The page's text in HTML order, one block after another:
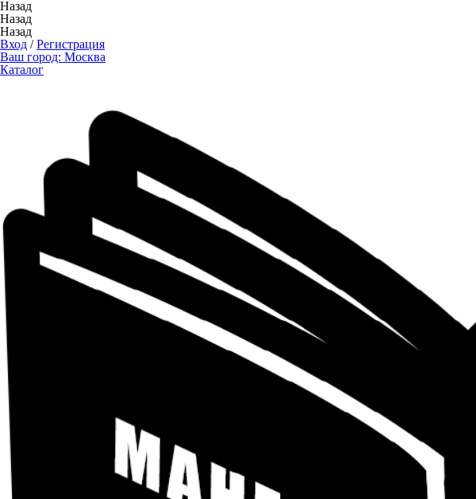
Назад
Назад
Назад
Вход /Регистрация
Ваш город: Москва
Каталог